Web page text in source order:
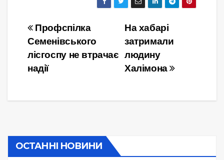
Навігація
записів
На хабарі
затримали
людину
Халімона
Профспілка
Семенівського
лісгоспу не втрачає
надії
ОСТАННІ НОВИНИ